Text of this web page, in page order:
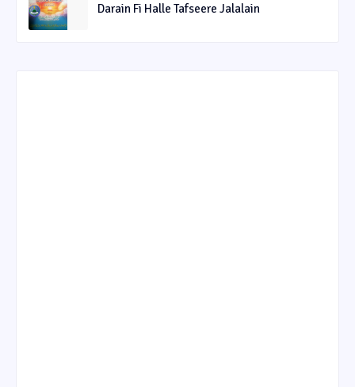
Darain Fi Halle Tafseere Jalalain